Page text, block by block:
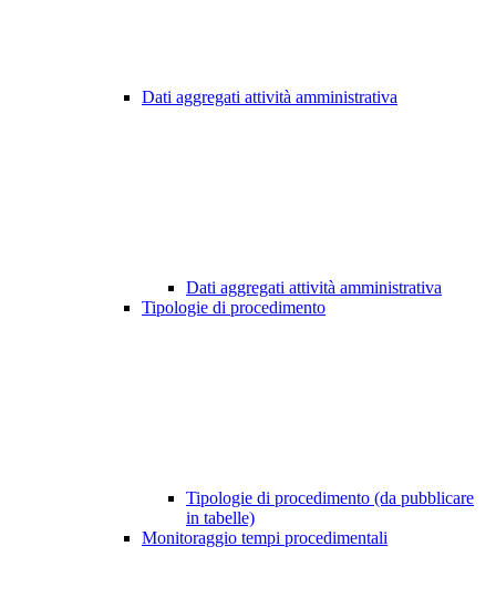
Dati aggregati attività amministrativa
Dati aggregati attività amministrativa
Tipologie di procedimento
Tipologie di procedimento (da pubblicare
in tabelle)
Monitoraggio tempi procedimentali